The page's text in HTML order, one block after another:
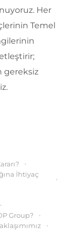
Her
Temel
gereksiz
İhtiyaç
Group?